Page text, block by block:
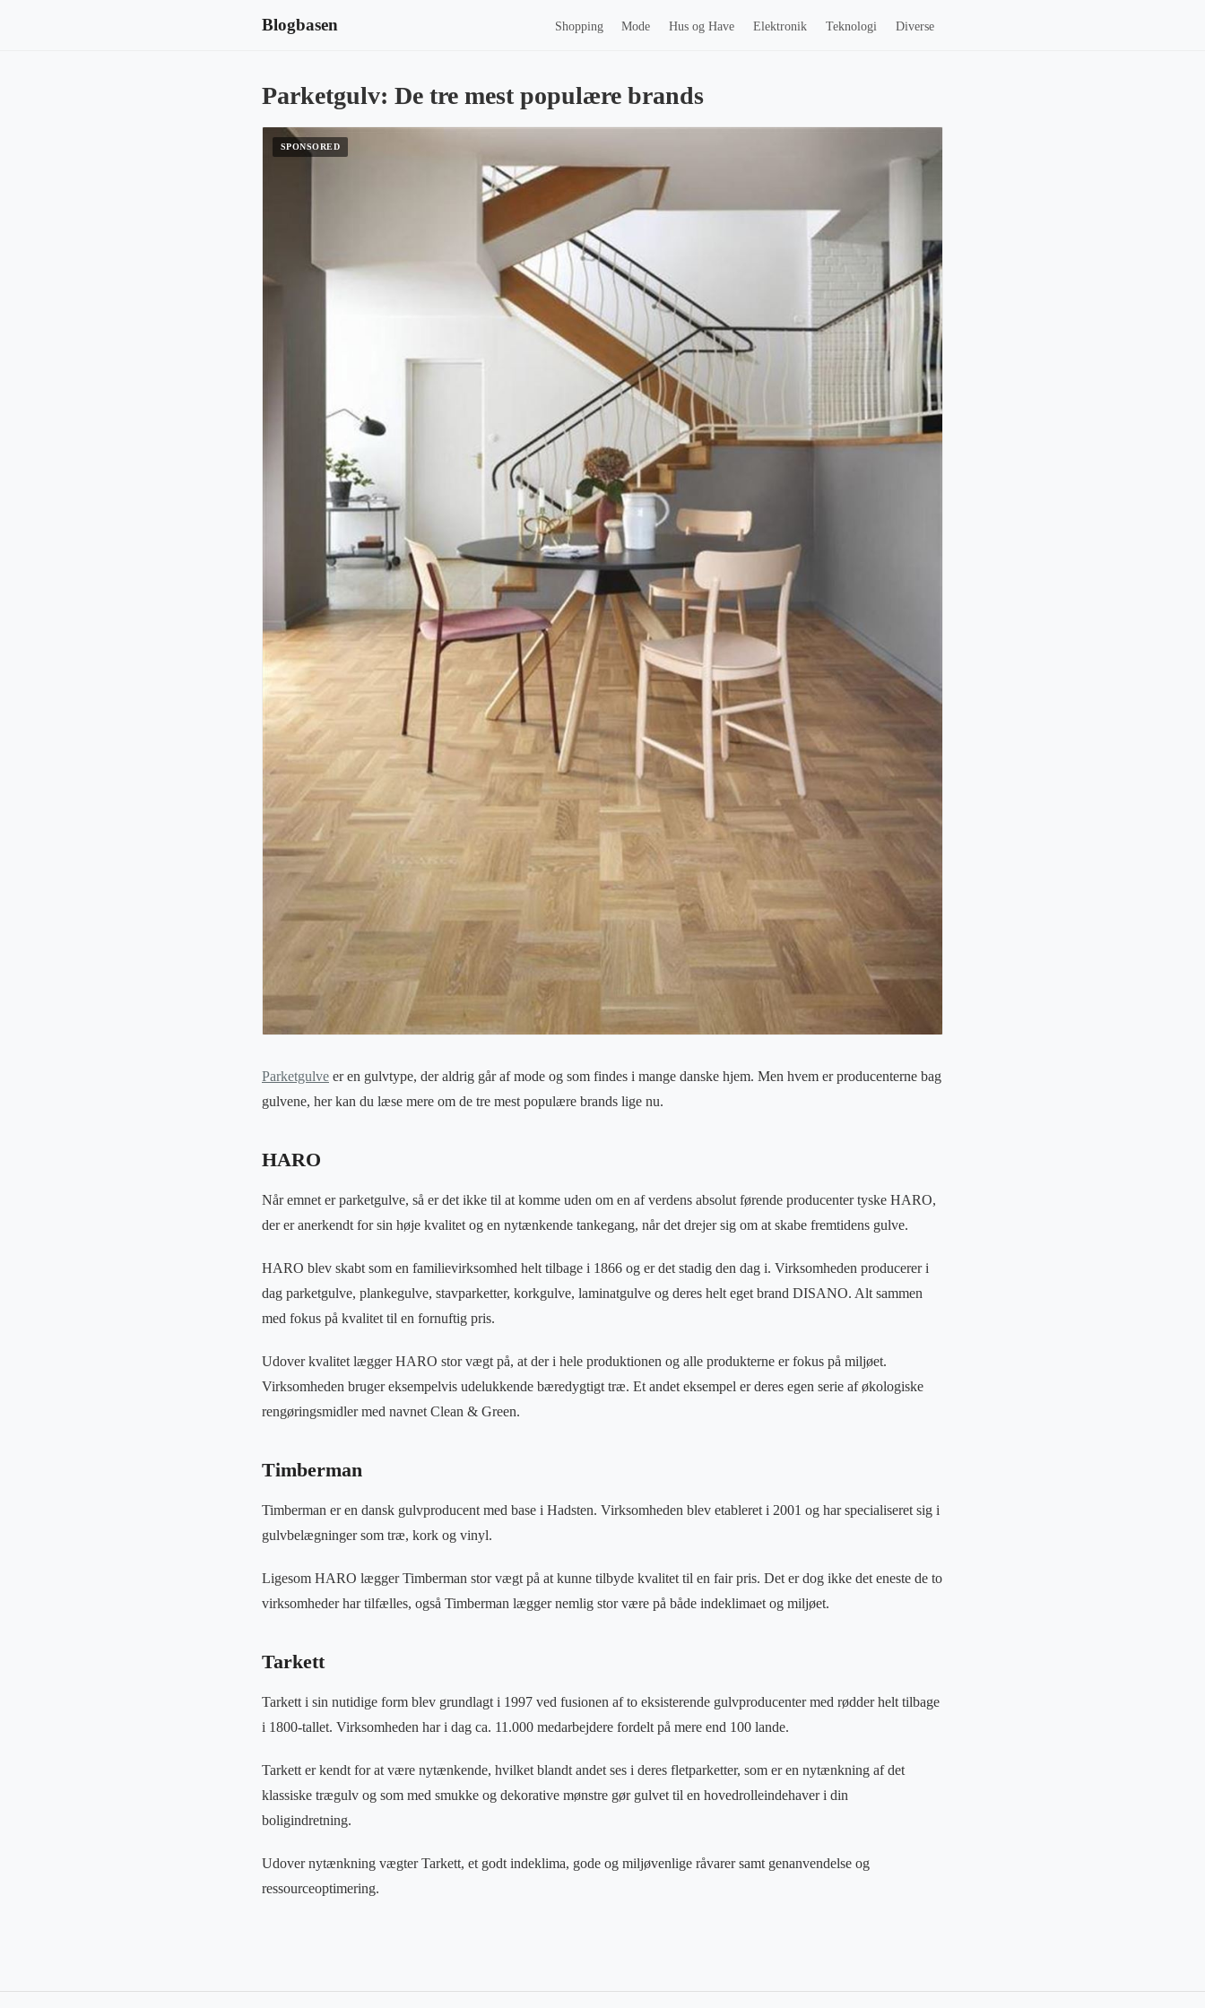
Blogbasen Shopping Mode Hus og Have Elektronik Teknologi Diverse
Parketgulv: De tre mest populære brands
Parketgulve er en gulvtype, der aldrig går af mode og som findes i mange danske hjem. Men hvem er producenterne bag
gulvene, her kan du læse mere om de tre mest populære brands lige nu.
HARO
Når emnet er parketgulve, så er det ikke til at komme uden om en af verdens absolut førende producenter tyske HARO,
der er anerkendt for sin høje kvalitet og en nytænkende tankegang, når det drejer sig om at skabe fremtidens gulve.
HARO blev skabt som en familievirksomhed helt tilbage i 1866 og er det stadig den dag i. Virksomheden producerer i
dag parketgulve, plankegulve, stavparketter, korkgulve, laminatgulve og deres helt eget brand DISANO. Alt sammen
med fokus på kvalitet til en fornuftig pris.
Udover kvalitet lægger HARO stor vægt på, at der i hele produktionen og alle produkterne er fokus på miljøet.
Virksomheden bruger eksempelvis udelukkende bæredygtigt træ. Et andet eksempel er deres egen serie af økologiske
rengøringsmidler med navnet Clean & Green.
Timberman
Timberman er en dansk gulvproducent med base i Hadsten. Virksomheden blev etableret i 2001 og har specialiseret sig i
gulvbelægninger som træ, kork og vinyl.
Ligesom HARO lægger Timberman stor vægt på at kunne tilbyde kvalitet til en fair pris. Det er dog ikke det eneste de to
virksomheder har tilfælles, også Timberman lægger nemlig stor være på både indeklimaet og miljøet.
Tarkett
Tarkett i sin nutidige form blev grundlagt i 1997 ved fusionen af to eksisterende gulvproducenter med rødder helt tilbage
i 1800-tallet. Virksomheden har i dag ca. 11.000 medarbejdere fordelt på mere end 100 lande.
Tarkett er kendt for at være nytænkende, hvilket blandt andet ses i deres fletparketter, som er en nytænkning af det
klassiske trægulv og som med smukke og dekorative mønstre gør gulvet til en hovedrolleindehaver i din
boligindretning.
Udover nytænkning vægter Tarkett, et godt indeklima, gode og miljøvenlige råvarer samt genanvendelse og
ressourceoptimering.